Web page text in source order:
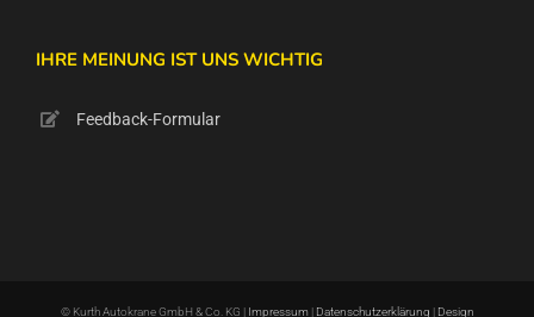
IHRE MEINUNG IST UNS WICHTIG
Feedback-Formular
© Kurth Autokrane GmbH & Co. KG | Impressum| Datenschutzerklärung Design